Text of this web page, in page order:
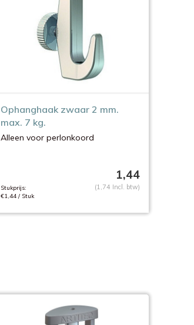
Ophanghaak zwaar 2 mm.
max. 7 kg.
Alleen voor perlonkoord
1,44
Stukprijs:
€1,44 / Stuk
(1,74 Incl. btw)